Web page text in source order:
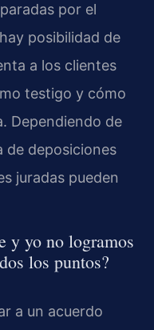
por el
posibilidad de
a los clientes
testigo y cómo
Dependiendo de
de deposiciones
juradas pueden
y yo no logramos
los puntos?
a un acuerdo